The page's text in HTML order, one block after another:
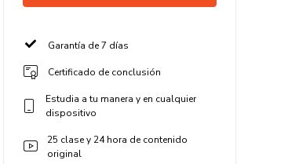
Garantía de 7 días
Certificado de conclusión
Estudia a tu manera y en cualquier
dispositivo
25 clase y 24 hora de contenido
original